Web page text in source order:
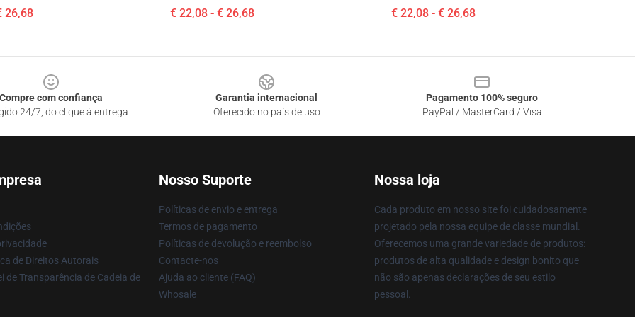
26,68 € 22,08 - € 26,68 € 22,08 - € 26,68
Compre com confiança
24/7, do clique à entrega
Garantia internacional
Oferecido no país de uso
Pagamento 100% seguro
PayPal / MasterCard / Visa
de Direitos Autorais
de Transparência de Cadeia de
Nosso Suporte
Políticas de envio e entrega
Termos de pagamento
Políticas de devolução e reembolso
Contacte-nos
Ajuda ao cliente (FAQ)
Whosale
Nossa loja
Cada produto em nosso site foi cuidadosamente
projetado pela nossa equipe de classe mundial.
Oferecemos uma grande variedade de produtos:
produtos de alta qualidade e design bonito que
não são apenas declarações de seu estilo
pessoal.